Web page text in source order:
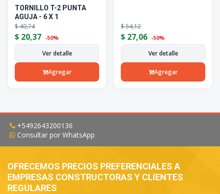
TORNILLO T-2 PUNTA
AGUJA - 6 X 1
$40,74
$ 20,37 -50%
Ver detalle
Agregar
$54,12
$ 27,06 -50%
Ver detalle
Agregar
+5492643200136
Consultar por WhatsApp
OFRECEMOS PRECIOS PREFERENCIALES A
EMPRESAS CONSTRUCTORAS Y CLIENTES
REGULARES